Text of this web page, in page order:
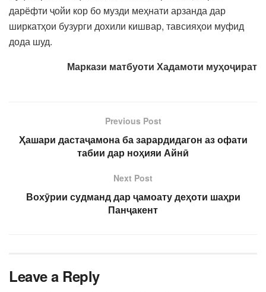
дарёфти ҷойи кор бо музди меҳнати арзанда дар
ширкатҳои бузурги дохили кишвар, тавсияҳои муфид
дода шуд.
Маркази матбуоти Хадамоти муҳоҷират
Previous Post
Ҳашари дастаҷамона ба зарардидагон аз офати
табии дар ноҳияи Айнӣ
Next Post
Вохӯрии судманд дар ҷамоату деҳоти шаҳри
Панҷакент
Leave a Reply